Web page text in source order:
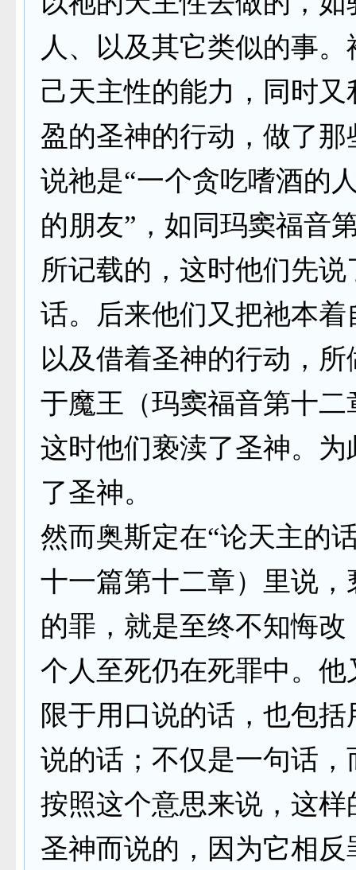
人、以及其它类似的事
己天主性的能力，同时
盈的圣神的行动，做了
说祂是“一个贪吃嗜酒的
的朋友”，如同玛窦福音
所记载的，这时他们先
话。后来他们又把祂本
以及借着圣神的行动，
于魔王（玛窦福音第十
这时他们亵渎了圣神。
了圣神。
然而奥斯定在“论天主的
十一篇第十二章）里说
的罪，就是至终不知悔
个人至死仍在死罪中。
限于用口说的话，也包
说的话；不仅是一句话
按照这个意思来说，这
圣神而说的，因为它相